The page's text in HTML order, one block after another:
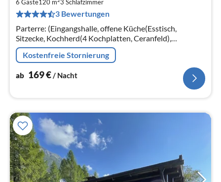
6 Gäste120 m 3 Schlafzimmer
3 Bewertungen
Parterre: (Eingangshalle, offene Küche(Esstisch,
Sitzecke, Kochherd(4 Kochplatten, Ceranfeld),
Kaffeemaschine, Backofen, Spülmaschine, Kühlschrank)
Kostenfreie Stornierung
ab 169€ / Nacht